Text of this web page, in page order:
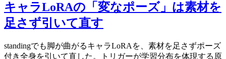
キャラLoRAの「変なポーズ」は素材を
足さず引いて直す
standingでも脚が曲がるキャラLoRAを、素材を足さずポーズ
付き全身を引いて直した。トリガーが学習分布を体現する原